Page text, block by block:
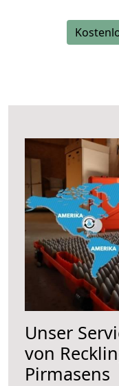
Unser
von
Pirmasens